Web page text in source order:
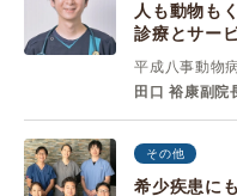
人も動物も
診療とサー
平成八事動物
田口 裕康副院
その他
希少疾患に